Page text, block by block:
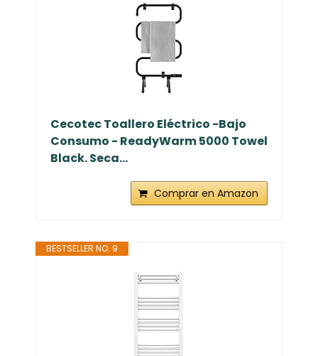
Cecotec Toallero Eléctrico -Bajo
Consumo - ReadyWarm 5000 Towel
Black. Seca...
Comprar en Amazon
BESTSELLER NO. 9